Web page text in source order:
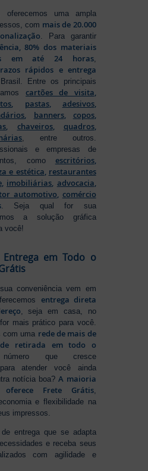
oferecemos uma ampla
com mais de 20.000
. Para garantir
80% dos materiais
em até 24 horas,
rápidos e entrega
Entre os principais
cartões de visita,
, pastas, adesivos,
, banners, copos,
, chaveiros, quadros,
, entre outros.
e empresas de
como escritórios,
e estética, restaurantes
, imobiliárias, advocacia,
automotivo, comércio
. Seja qual for sua
a solução gráfica
você!
Entrega em Todo o
conveniência vem em
entrega direta
, seja em casa, no
mais prático para você.
com uma rede de mais de
de retirada em todo o
que cresce
atender você ainda
notícia boa?A maioria
oferece Frete Grátis,
e flexibilidade na
impressos.
entrega que se adapta
e receba seus
com agilidade e